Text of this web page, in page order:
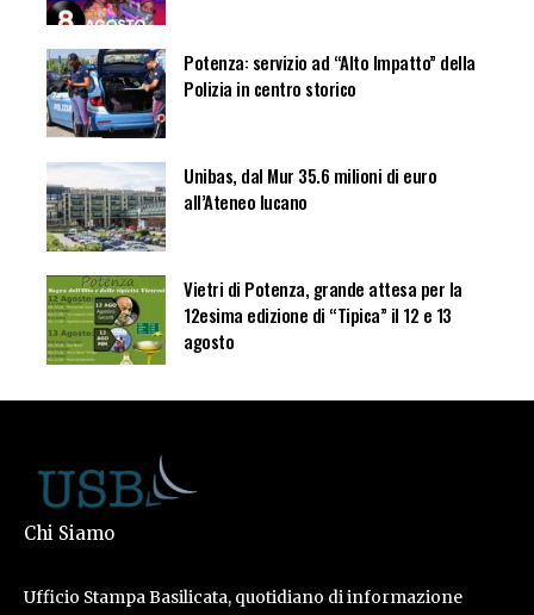
Potenza: servizio ad “Alto Impatto” della
Polizia in centro storico
Unibas, dal Mur 35.6 milioni di euro
all’Ateneo lucano
Vietri di Potenza, grande attesa per la
12esima edizione di “Tipica” il 12 e 13
agosto
Chi Siamo
Ufficio Stampa Basilicata, quotidiano di informazione